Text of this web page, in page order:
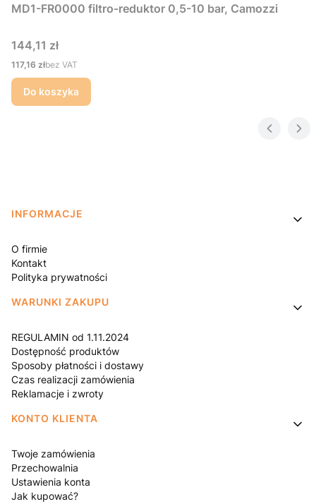
MD1-FR0000 filtro-reduktor 0,5-10 bar, Camozzi
Cena
144,11 zł
Cena
117,16 złbez VAT
Do koszyka
Linki w stopce
INFORMACJE
O firmie
Kontakt
Polityka prywatności
WARUNKI ZAKUPU
REGULAMIN od 1.11.2024
Dostępność produktów
Sposoby płatności i dostawy
Czas realizacji zamówienia
Reklamacje i zwroty
KONTO KLIENTA
Twoje zamówienia
Przechowalnia
Ustawienia konta
Jak kupować?